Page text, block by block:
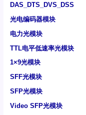
DAS_DTS_DVS_DSS
光电编码器模块
电力光模块
TTL电平低速率光模块
1×9光模块
SFF光模块
SFP光模块
Video SFP光模块